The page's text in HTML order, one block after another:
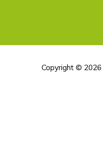
Copyright © 2026